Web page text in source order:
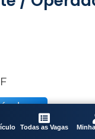
»
Todas as Vagas